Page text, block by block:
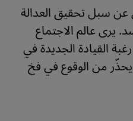
عن سبل تحقيق العدالة
يرى عالم الاجتماع
القيادة الجديدة في
من الوقوع في فخ